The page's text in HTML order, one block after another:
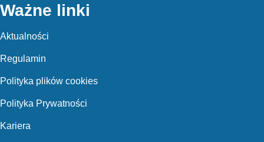
Ważne linki
Aktualności
Regulamin
Polityka plików cookies
Polityka Prywatności
Kariera